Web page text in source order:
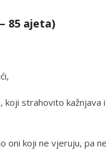
85 ajeta)
strahovito
oni koji ne vjeruju, pa